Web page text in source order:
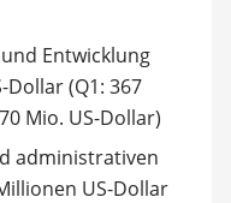
Entwicklung
Dollar (Q1: 367
Mio. US-Dollar)
administrativen
US-Dollar